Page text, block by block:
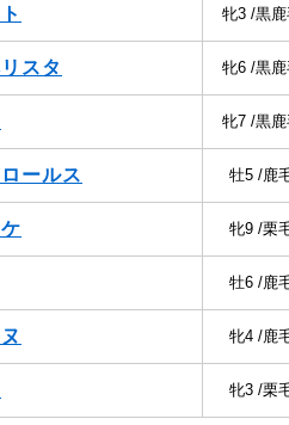
牝3 /黒鹿
スタ 牝6 /黒鹿
牝7 /黒鹿
ールス 牡5 /鹿
牝9 /栗
牡6 /鹿
牝4 /鹿
牝3 /栗